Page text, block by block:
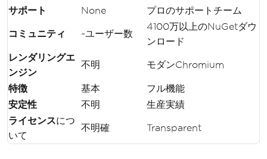
サポート None プロのサポートチーム
コミュニティ ~ユーザー数
4100万以上のNuGetダウ
ンロード
レンダリングエ
ンジン
不明 モダンChromium
特徴 基本
フル機能
安定性
不明
生産実績
ライセンスにつ
いて
不明確 Transparent